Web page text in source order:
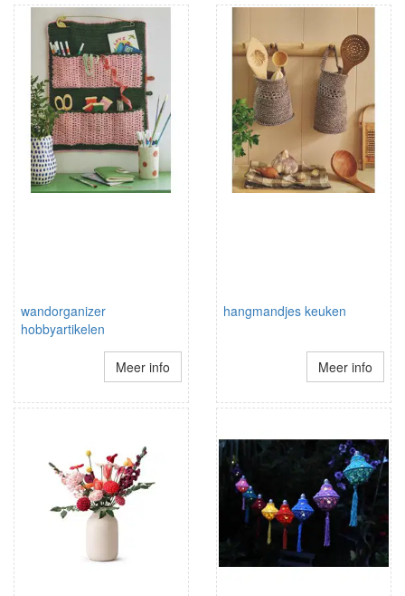
wandorganizer
hobbyartikelen
Meer info
hangmandjes keuken
Meer info